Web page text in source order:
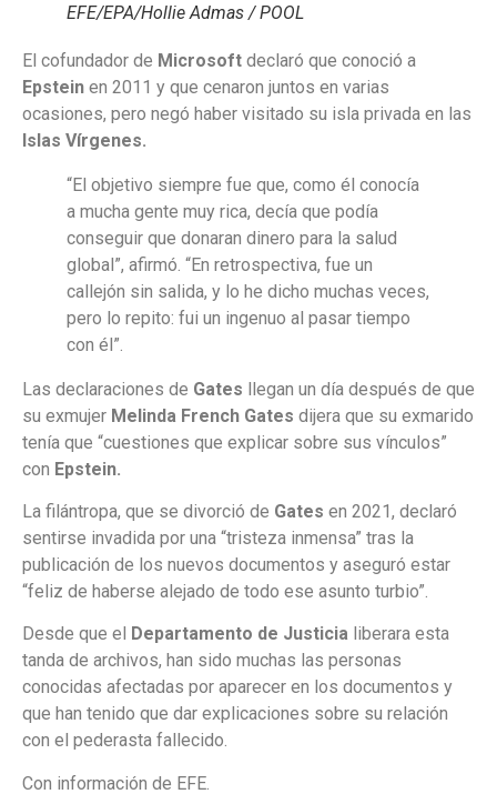
EFE/EPA/Hollie Admas / POOL
El cofundador de Microsoft declaró que conoció a
Epstein en 2011 y que cenaron juntos en varias
ocasiones, pero negó haber visitado su isla privada en las
Islas Vírgenes.
“El objetivo siempre fue que, como él conocía
a mucha gente muy rica, decía que podía
conseguir que donaran dinero para la salud
global”, afirmó. “En retrospectiva, fue un
callejón sin salida, y lo he dicho muchas veces,
pero lo repito: fui un ingenuo al pasar tiempo
con él”.
Las declaraciones de Gates llegan un día después de que
su exmujer Melinda French Gates dijera que su exmarido
tenía que “cuestiones que explicar sobre sus vínculos”
con Epstein.
La filántropa, que se divorció de Gates en 2021, declaró
sentirse invadida por una “tristeza inmensa” tras la
publicación de los nuevos documentos y aseguró estar
“feliz de haberse alejado de todo ese asunto turbio”.
Desde que el Departamento de Justicia liberara esta
tanda de archivos, han sido muchas las personas
conocidas afectadas por aparecer en los documentos y
que han tenido que dar explicaciones sobre su relación
con el pederasta fallecido.
Con información de EFE.